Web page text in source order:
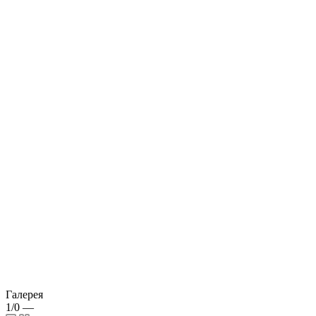
Галерея
1/0 —